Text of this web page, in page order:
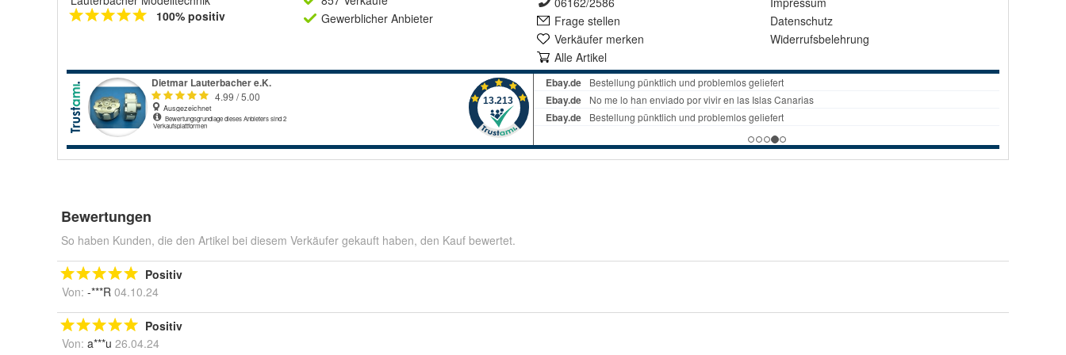
100% positiv
Gewerblicher Anbieter
Frage stellen
Verkäufer merken
Alle Artikel
Datenschutz
Widerrufsbelehrung
Bewertungen
So haben Kunden, die den Artikel bei diesem Verkäufer gekauft haben, den Kauf bewertet.
Positiv
Von: -***R 04.10.24
Positiv
Von: a***u 26.04.24